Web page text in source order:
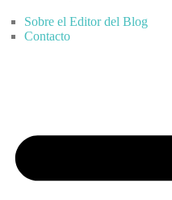
Sobre el Editor del Blog
Contacto